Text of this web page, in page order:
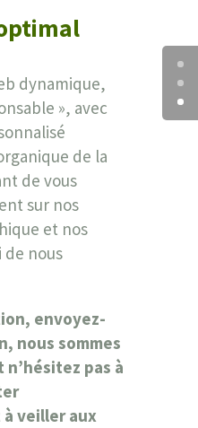
dynamique,
», avec
de la
de vous
sur nos
et nos
de nous
envoyez-
nous sommes
pas à
veiller aux